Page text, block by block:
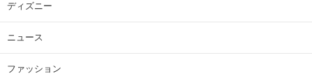
ディズニー
ニュース
ファッション